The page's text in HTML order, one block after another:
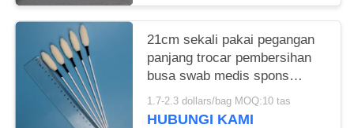
21cm sekali pakai pegangan
panjang trocar pembersihan
busa swab medis spons
tongkat
1.7-2.3 dollars/bag MOQ:10 tas
HUBUNGI KAMI